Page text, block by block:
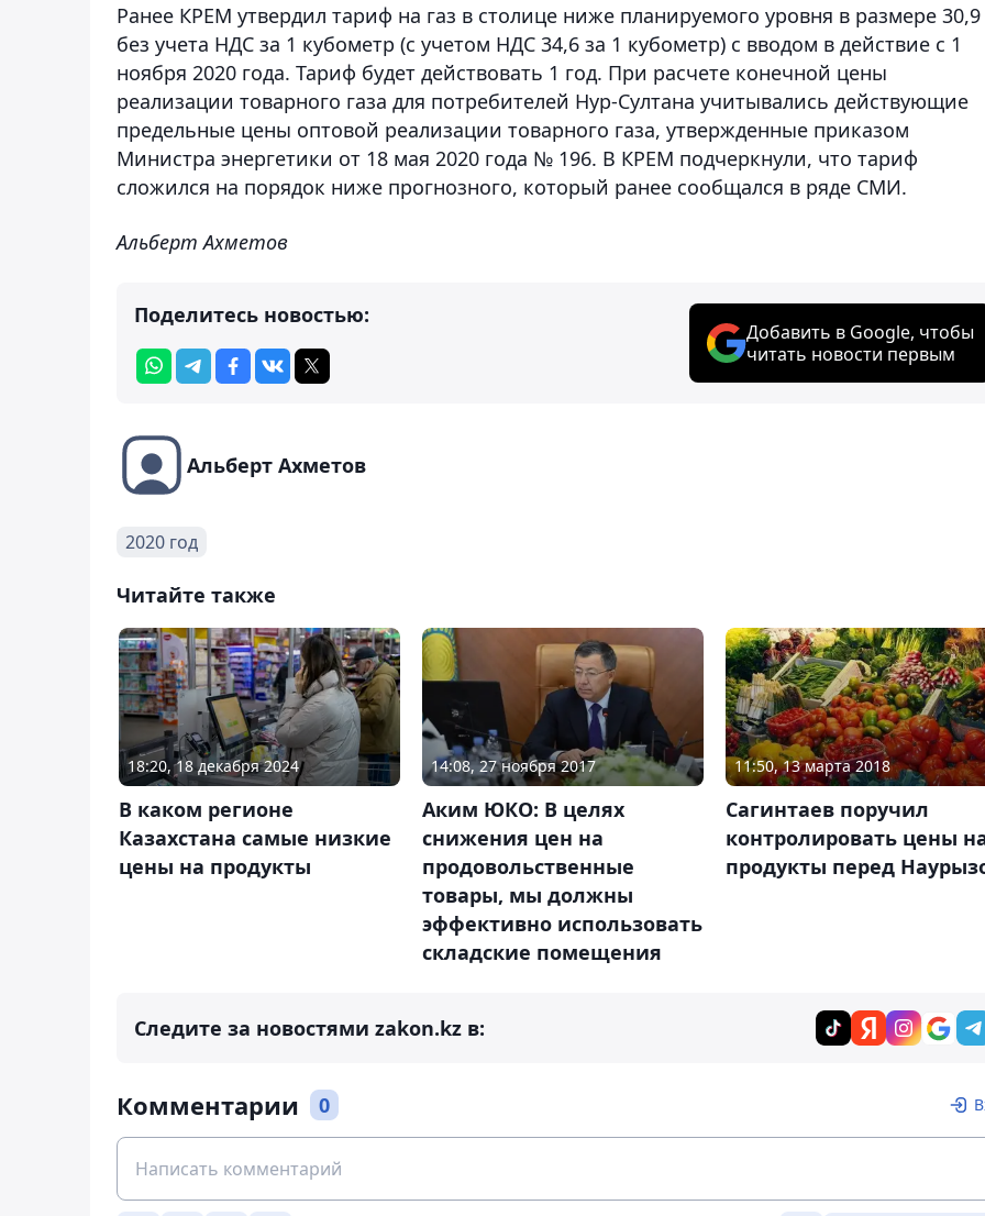
Ранее КРЕМ утвердил тариф на газ в столице ниже планируемого уровня в размере 30,9
без учета НДС за 1 кубометр (с учетом НДС 34,6 за 1 кубометр) с вводом в действие с 1
ноября 2020 года. Тариф будет действовать 1 год. При расчете конечной цены
реализации товарного газа для потребителей Нур-Султана учитывались действующие
предельные цены оптовой реализации товарного газа, утвержденные приказом
Министра энергетики от 18 мая 2020 года № 196. В КРЕМ подчеркнули, что тариф
сложился на порядок ниже прогнозного, который ранее сообщался в ряде СМИ.
Альберт Ахметов
Поделитесь новостью:
Добавить в Google, чтобы
читать новости первым
Альберт Ахметов
2020 год
Читайте также
18:20, 18 декабря 2024
В каком регионе
Казахстана самые низкие
цены на продукты
14:08, 27 ноября 2017
Аким ЮКО: В целях
снижения цен на
продовольственные
товары, мы должны
эффективно использовать
складские помещения
11:50, 13 марта 2018
Сагинтаев поручил
контролировать цены
продукты перед
Следите за новостями zakon.kz в:
Комментарии 0